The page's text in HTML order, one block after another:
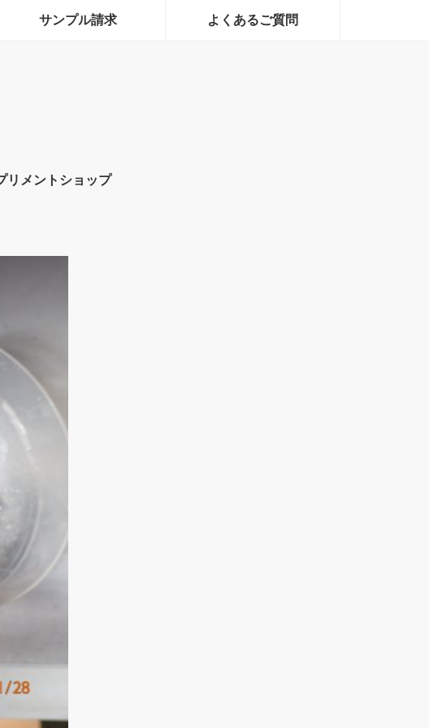
サンプル請求 よくあるご質問
リメントショップ